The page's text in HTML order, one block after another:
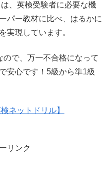
、英検受験者に必要な機
パー教材に比べ、はるかに
実現しています。
で、万一不合格になって
安心です！5級から準1級
ネットドリル】
リンク